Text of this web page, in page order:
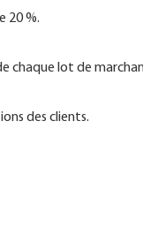
20 %.
chaque lot de
des clients.